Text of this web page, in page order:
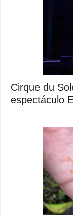
Cirque du
espectáculo